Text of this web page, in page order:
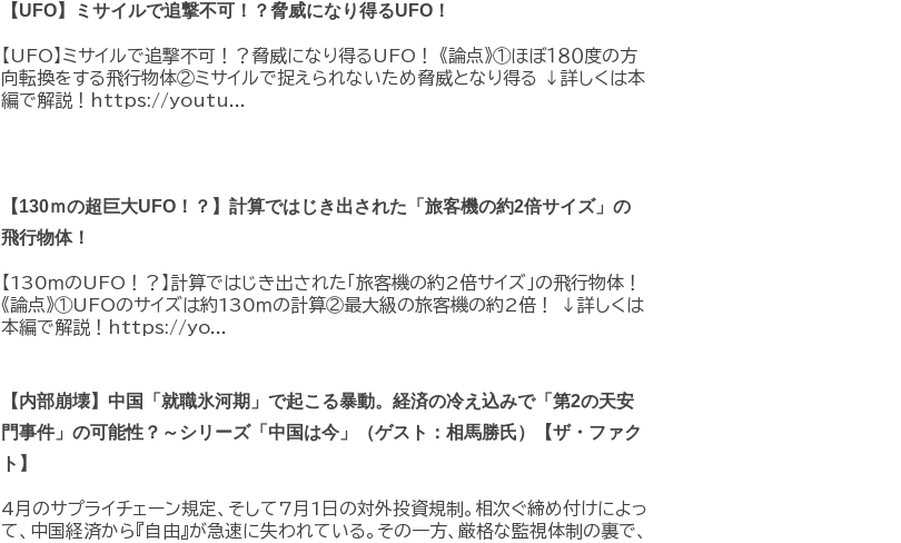
【UFO】ミサイルで追撃不可！？脅威になり得るUFO！
【UFO】ミサイルで追撃不可！？脅威になり得るUFO！ 《論点》①ほぼ１８０度の方
向転換をする飛行物体②ミサイルで捉えられないため脅威となり得る ↓詳しくは本
編で解説！https://youtu...
【130ｍの超巨大UFO！？】計算ではじき出された「旅客機の約2倍サイズ」の
飛行物体！
【130ｍのUFO！？】計算ではじき出された「旅客機の約2倍サイズ」の飛行物体！
《論点》①UFOのサイズは約130ｍの計算②最大級の旅客機の約2倍！ ↓詳しくは
本編で解説！https://yo...
【内部崩壊】中国「就職氷河期」で起こる暴動。経済の冷え込みで「第2の天安
門事件」の可能性？～シリーズ「中国は今」（ゲスト：相馬勝氏）【ザ・ファク
ト】
4月のサプライチェーン規定、そして7月1日の対外投資規制。相次ぐ締め付けによっ
て、中国経済から『自由』が急速に失われている。その一方、厳格な監視体制の裏で、